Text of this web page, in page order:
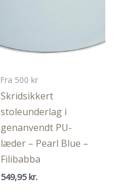
Fra 500 kr
Skridsikkert
stoleunderlag i
genanvendt PU-
læder – Pearl Blue –
Filibabba
549,95 kr.